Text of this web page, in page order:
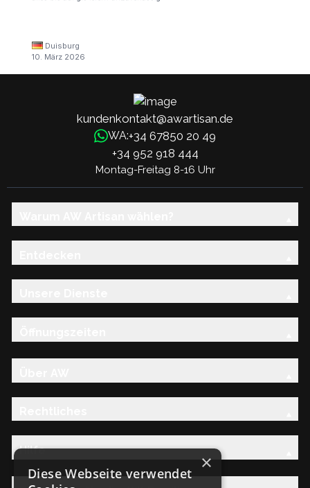
Duisburg
10. März 2026
kundenkontakt@awartisan.de
WA:+34 67850 20 49
+34 952 918 444
Montag-Freitag 8-16 Uhr
Hilfe
×
Diese Webseite verwendet